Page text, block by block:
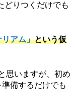
どりつくだけでも
リアム」という仮
思いますが、初め
備するだけでも